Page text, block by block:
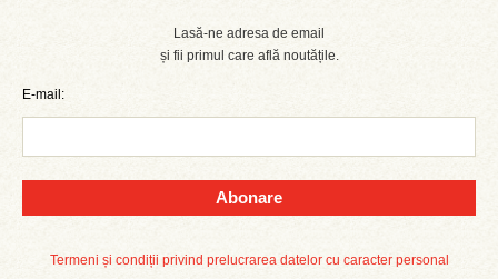
Lasă-ne adresa de email
și fii primul care află noutățile.
E-mail:
Abonare
Termeni și condiții privind prelucrarea datelor cu caracter personal